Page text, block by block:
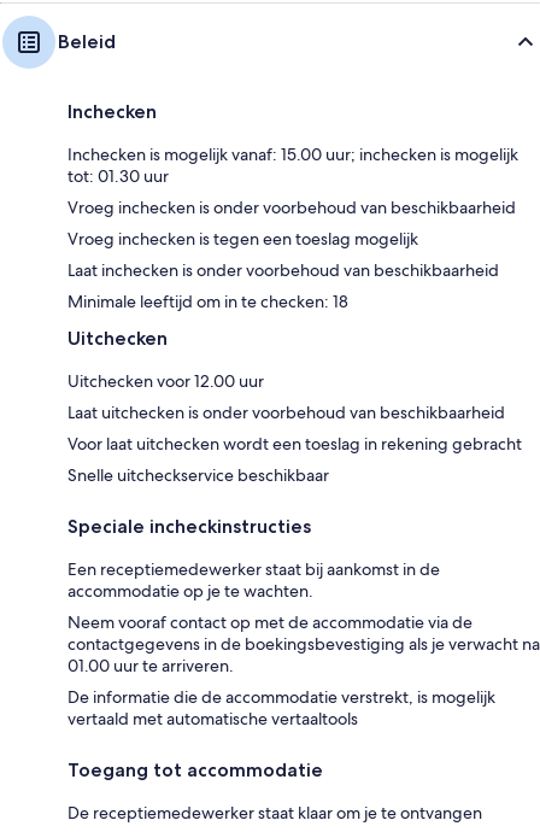
Beleid
Inchecken
Inchecken is mogelijk vanaf: 15.00 uur; inchecken is mogelijk
tot: 01.30 uur
Vroeg inchecken is onder voorbehoud van beschikbaarheid
Vroeg inchecken is tegen een toeslag mogelijk
Laat inchecken is onder voorbehoud van beschikbaarheid
Minimale leeftijd om in te checken: 18
Uitchecken
Uitchecken voor 12.00 uur
Laat uitchecken is onder voorbehoud van beschikbaarheid
Voor laat uitchecken wordt een toeslag in rekening gebracht
Snelle uitcheckservice beschikbaar
Speciale incheckinstructies
Een receptiemedewerker staat bij aankomst in de
accommodatie op je te wachten.
Neem vooraf contact op met de accommodatie via de
contactgegevens in de boekingsbevestiging als je verwacht na
01.00 uur te arriveren.
De informatie die de accommodatie verstrekt, is mogelijk
vertaald met automatische vertaaltools
Toegang tot accommodatie
De receptiemedewerker staat klaar om je te ontvangen